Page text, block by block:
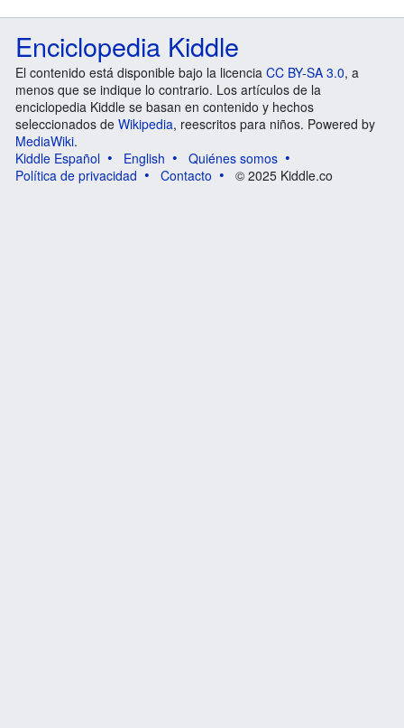
Enciclopedia Kiddle
El contenido está disponible bajo la licencia CC BY-SA 3.0, a
menos que se indique lo contrario. Los artículos de la
enciclopedia Kiddle se basan en contenido y hechos
seleccionados de Wikipedia, reescritos para niños. Powered by
MediaWiki.
Kiddle Español
English
Quiénes somos
Política de privacidad
Contacto © 2025 Kiddle.co